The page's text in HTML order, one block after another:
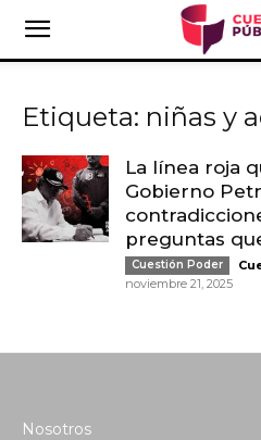
Etiqueta: niñas y
La línea roja
Gobierno
preguntas
Cuestión Poder
noviembre 21, 2025
Nosotros